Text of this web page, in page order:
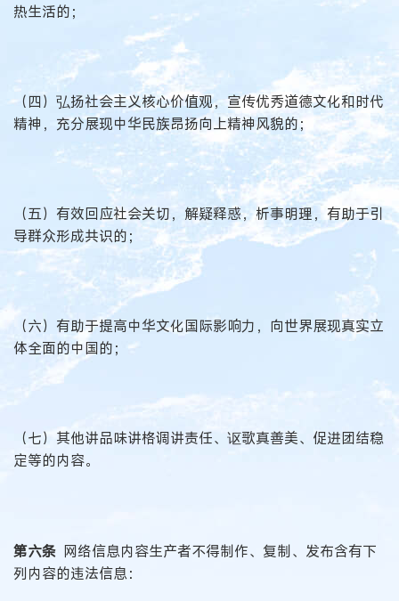
热生活的；
（四）弘扬社会主义核心价值观，宣传优秀道德文化和时代
精神，充分展现中华民族昂扬向上精神风貌的；
（五）有效回应社会关切，解疑释惑，析事明理，有助于引
导群众形成共识的；
（六）有助于提高中华文化国际影响力，向世界展现真实立
体全面的中国的；
（七）其他讲品味讲格调讲责任、讴歌真善美、促进团结稳
定等的内容。
第六条 网络信息内容生产者不得制作、复制、发布含有下
列内容的违法信息：